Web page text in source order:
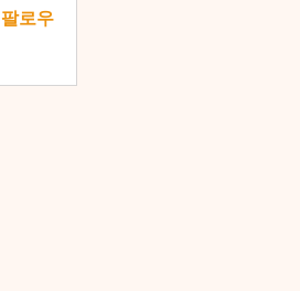
팔로우